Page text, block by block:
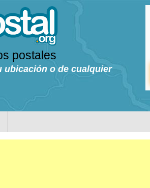
postales
ubicación o de cualquier